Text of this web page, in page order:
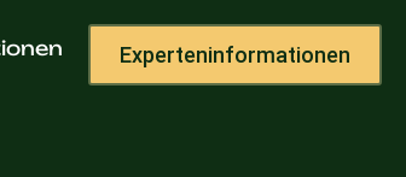
Experteninformationen